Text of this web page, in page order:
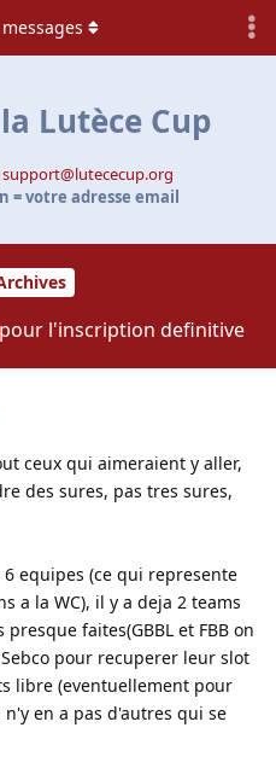
Lutèce Cup
support@lutececup.org
= votre adresse email
l'inscription definitive
messages
ceux qui aimeraient y aller,
des sures, pas tres sures,
equipes (ce qui represente
a la WC), il y a deja 2 teams
faites(GBBL et FBB on
pour recuperer leur slot
libre (eventuellement pour
en a pas d'autres qui se